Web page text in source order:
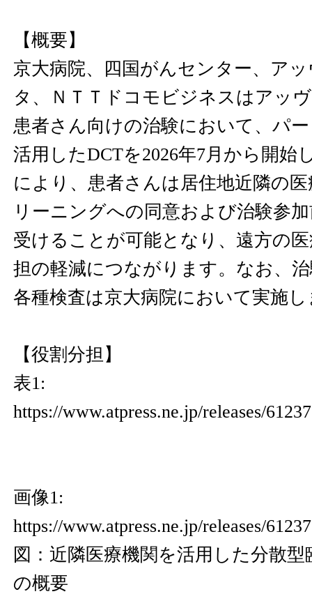
【概要】
京大病院、四国がんセンター、ア
タ、ＮＴＴドコモビジネスはアッ
患者さん向けの治験において、パ
活用したDCTを2026年7月から開始
により、患者さんは居住地近隣の
リーニングへの同意および治験参
受けることが可能となり、遠方の
担の軽減につながります。なお、
各種検査は京大病院において実施
【役割分担】
表1:
https://www.atpress.ne.jp/releases/
画像1:
https://www.atpress.ne.jp/releases/
図：近隣医療機関を活用した分散型
の概要